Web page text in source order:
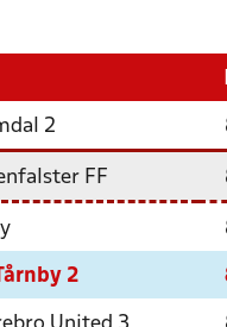
2
FF
2